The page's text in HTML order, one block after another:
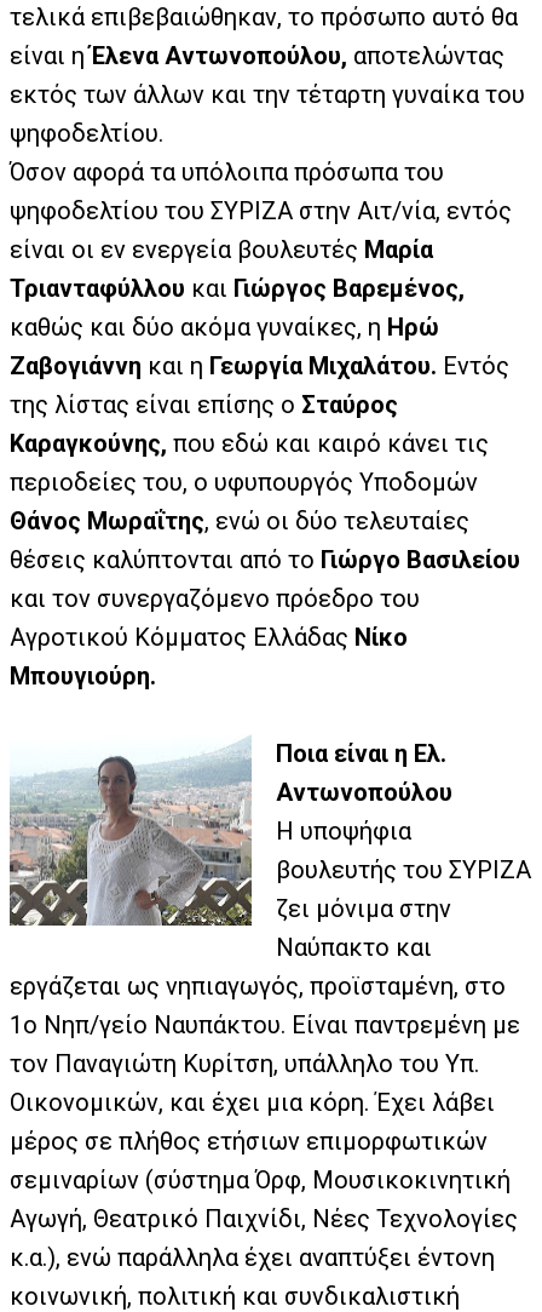
τελικά επιβεβαιώθηκαν, το πρόσωπο αυτό θα
είναι ηΈλενα Αντωνοπούλου, αποτελώντας
εκτός των άλλων και την τέταρτη γυναίκα του
ψηφοδελτίου.
Όσον αφορά τα υπόλοιπα πρόσωπα του
ψηφοδελτίου του ΣΥΡΙΖΑ στην Αιτ/νία, εντός
είναι οι εν ενεργεία βουλευτές Μαρία
Τριανταφύλλου και Γιώργος Βαρεμένος,
καθώς και δύο ακόμα γυναίκες, η Ηρώ
Ζαβογιάννη και η Γεωργία Μιχαλάτου. Εντός
της λίστας είναι επίσης ο Σταύρος
Καραγκούνης, που εδώ και καιρό κάνει τις
περιοδείες του, ο υφυπουργός Υποδομών
Θάνος Μωραΐτης, ενώ οι δύο τελευταίες
θέσεις καλύπτονται από το Γιώργο Βασιλείου
και τον συνεργαζόμενο πρόεδρο του
Αγροτικού Κόμματος Ελλάδας Νίκο
Μπουγιούρη.
Ποια είναι η Ελ.
Αντωνοπούλου
Η υποψήφια
βουλευτής του ΣΥΡΙΖΑ
ζει μόνιμα στην
Ναύπακτο και
εργάζεται ως νηπιαγωγός, προϊσταμένη, στο
1ο Νηπ/γείο Ναυπάκτου. Είναι παντρεμένη με
τον Παναγιώτη Κυρίτση, υπάλληλο του Υπ.
Οικονομικών, και έχει μια κόρη. Έχει λάβει
μέρος σε πλήθος ετήσιων επιμορφωτικών
σεμιναρίων (σύστημα Όρφ, Μουσικοκινητική
Αγωγή, Θεατρικό Παιχνίδι, Νέες Τεχνολογίες
κ.α.), ενώ παράλληλα έχει αναπτύξει έντονη
κοινωνική, πολιτική και συνδικαλιστική